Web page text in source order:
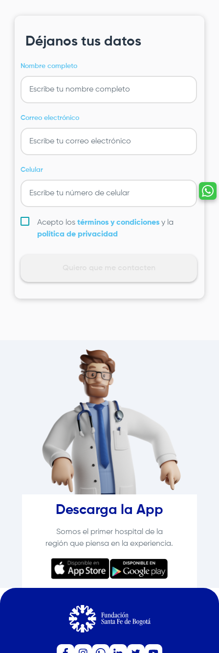
Déjanos tus datos
Nombre completo
Correo electrónico
Celular
Acepto los términos y condiciones y la
política de privacidad
Descarga la App
Somos el primer hospital de la
región que piensa en la experiencia.